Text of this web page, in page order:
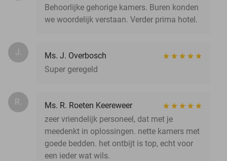
Behoorlijke gehorige kamers. Buren konden
we woordelijk verstaan. Verder prima hotel.
J.
Ms. J. Overbosch
Super geregeld
R.
Ms. R. Roeten Keereweer
zeer vriendelijk personeel, dat met je
meedenkt in oplossingen. nette kamers met
goede bedden. het ontbijt is top, echt voor
een ieder wat wils.